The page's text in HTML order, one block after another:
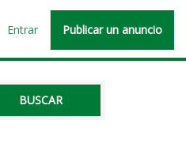
Entrar Publicar un anuncio